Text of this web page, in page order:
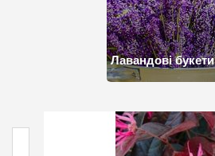
Лавандові букети